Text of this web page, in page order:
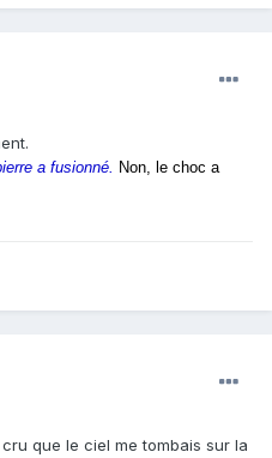
a fusionné. Non, le choc a
que le ciel me tombais sur la